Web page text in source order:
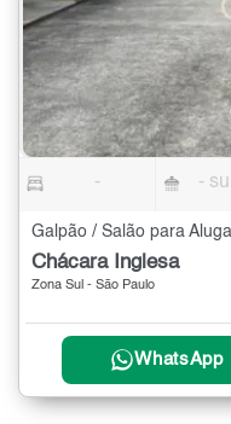
- -
Galpão / Salão para
Chácara Inglesa
Zona Sul - São Paulo
WhatsApp